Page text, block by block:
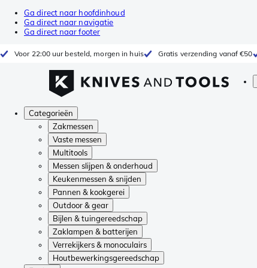
Ga direct naar hoofdinhoud
Ga direct naar navigatie
Ga direct naar footer
Voor 22:00 uur besteld, morgen in huis Gratis verzending vanaf €50
Categorieën
Zakmessen
Vaste messen
Multitools
Messen slijpen & onderhoud
Keukenmessen & snijden
Pannen & kookgerei
Outdoor & gear
Bijlen & tuingereedschap
Zaklampen & batterijen
Verrekijkers & monoculairs
Houtbewerkingsgereedschap